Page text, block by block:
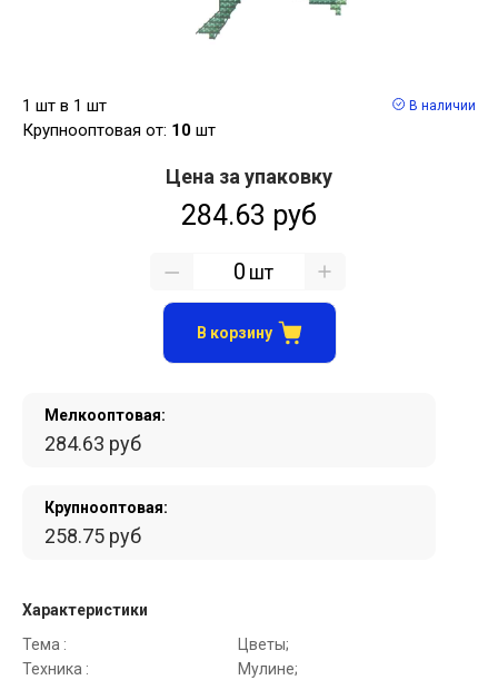
1 шт в 1 шт
Крупнооптовая от: 10 шт
В наличии
Мелкооптовая:
284.63 руб
Крупнооптовая:
258.75 руб
Характеристики
Тема :
Цветы;
Техника :
Мулине;
Цена за упаковку
284.63 руб
шт
В корзину